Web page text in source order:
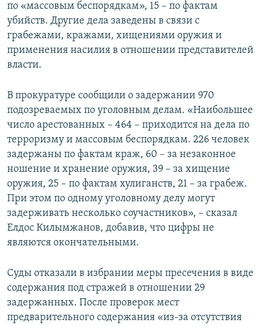
по «массовым беспорядкам», 15 – по фактам
убийств. Другие дела заведены в связи с
грабежами, кражами, хищениями оружия и
применения насилия в отношении представителей
власти.
В прокуратуре сообщили о задержании 970
подозреваемых по уголовным делам. «Наибольшее
число арестованных – 464 – приходится на дела по
терроризму и массовым беспорядкам. 226 человек
задержаны по фактам краж, 60 – за незаконное
ношение и хранение оружия, 39 – за хищение
оружия, 25 – по фактам хулиганств, 21 – за грабеж.
При этом по одному уголовному делу могут
задерживать несколько соучастников», – сказал
Елдос Килымжанов, добавив, что цифры не
являются окончательными.
Суды отказали в избрании меры пресечения в виде
содержания под стражей в отношении 29
задержанных. После проверок мест
предварительного содержания «из-за отсутствия